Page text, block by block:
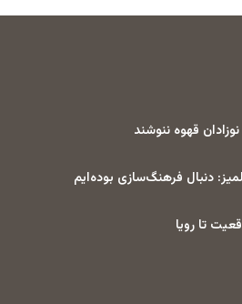
قهوه ننوشند
دنبال فرهنگ‌سازی بوده‌ایم
تا رویا